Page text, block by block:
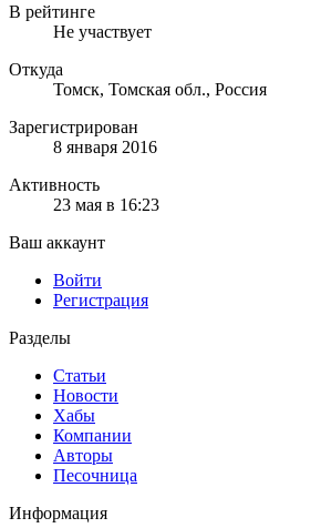
В рейтинге
Не участвует
Откуда
Томск, Томская обл., Россия
Зарегистрирован
8 января 2016
Активность
23 мая в 16:23
Ваш аккаунт
Войти
Регистрация
Разделы
Статьи
Новости
Хабы
Компании
Авторы
Песочница
Информация